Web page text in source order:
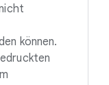
können.